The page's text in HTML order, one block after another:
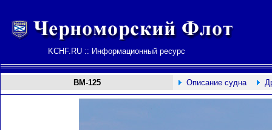
KCHF.RU :: Информационный ресурс
ВМ-125 Описание судна